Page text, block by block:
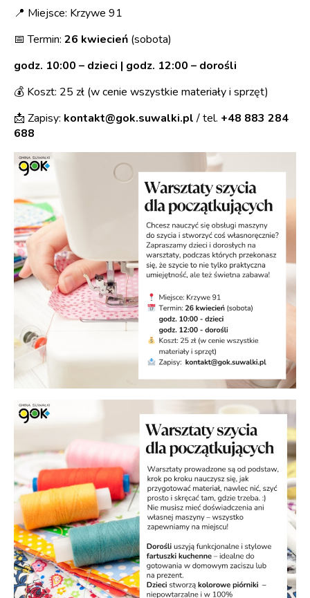
📍 Miejsce: Krzywe 91
📅 Termin: 26 kwiecień (sobota)
godz. 10:00 – dzieci | godz. 12:00 – dorośli
💰 Koszt: 25 zł (w cenie wszystkie materiały i sprzęt)
📩 Zapisy: kontakt@gok.suwalki.pl/ tel. +48 883 284
688